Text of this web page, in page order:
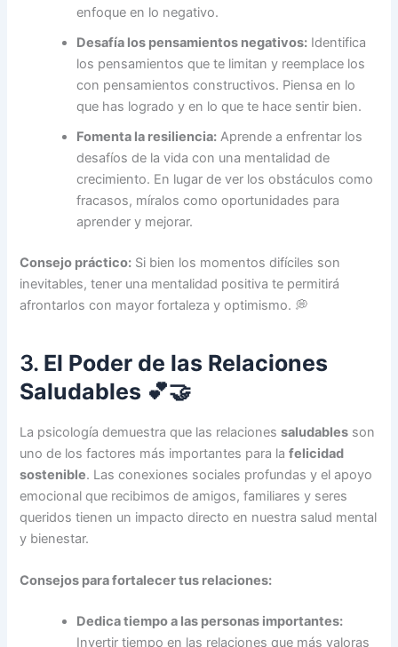
enfoque en lo negativo.
Desafía los pensamientos negativos: Identifica
los pensamientos que te limitan y reemplace los
con pensamientos constructivos. Piensa en lo
que has logrado y en lo que te hace sentir bien.
Fomenta la resiliencia: Aprende a enfrentar los
desafíos de la vida con una mentalidad de
crecimiento. En lugar de ver los obstáculos como
fracasos, míralos como oportunidades para
aprender y mejorar.
Consejo práctico: Si bien los momentos difíciles son
inevitables, tener una mentalidad positiva te permitirá
afrontarlos con mayor fortaleza y optimismo. 💭
3. El Poder de las Relaciones
Saludables 💕🤝
La psicología demuestra que las relacionessaludables son
uno de los factores más importantes para lafelicidad
sostenible. Las conexiones sociales profundas y el apoyo
emocional que recibimos de amigos, familiares y seres
queridos tienen un impacto directo en nuestra salud mental
y bienestar.
Consejos para fortalecer tus relaciones:
Dedica tiempo a las personas importantes:
Invertir tiempo en las relaciones que más valoras